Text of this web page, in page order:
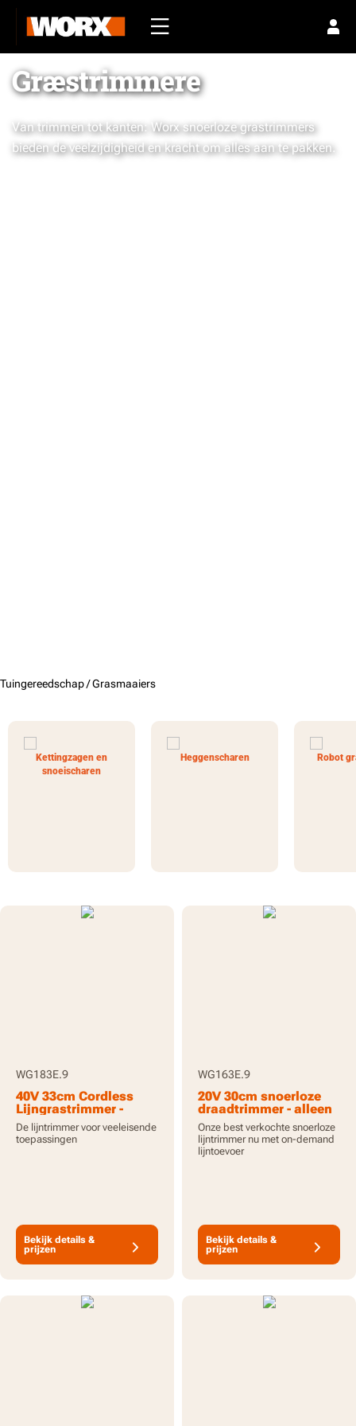
Græstrimmere
Van trimmen tot kanten: Worx snoerloze grastrimmers
bieden de veelzijdigheid en kracht om alles aan te pakken.
Tuingereedschap /Grasmaaiers
Kettingzagen en
snoeischaren
Heggenscharen Robot
WG183E.9
40V 33cm Cordless
Lijngrastrimmer -
Alleen gereedschap
De lijntrimmer voor veeleisende
toepassingen
Bekijk details &
prijzen
WG163E.9
20V 30cm snoerloze
draadtrimmer - alleen
gereedschap
Onze best verkochte snoerloze
lijntrimmer nu met on-demand
lijntoevoer
Bekijk details &
prijzen